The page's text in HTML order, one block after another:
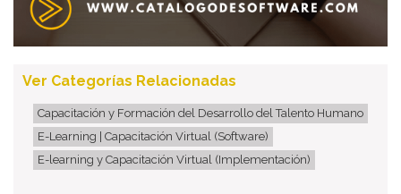
Ver Categorías Relacionadas
Capacitación y Formación del Desarrollo del Talento Humano
E-Learning | Capacitación Virtual (Software)
E-learning y Capacitación Virtual (Implementación)